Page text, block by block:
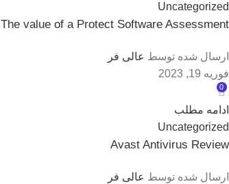
Uncategorized
The value of a Protect Software Assessment
ارسال شده توسط عالی فر
فوریه 19, 2023
0
ادامه مطلب
Uncategorized
Avast Antivirus Review
ارسال شده توسط عالی فر